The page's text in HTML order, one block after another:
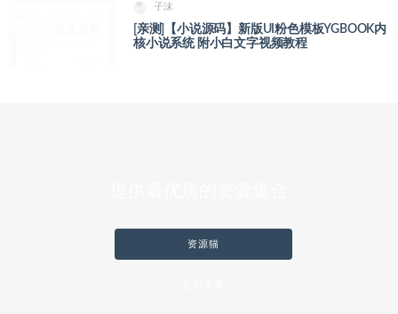
子沫
[亲测]【小说源码】新版UI粉色模板YGBOOK内
核小说系统 附小白文字视频教程
资源猫